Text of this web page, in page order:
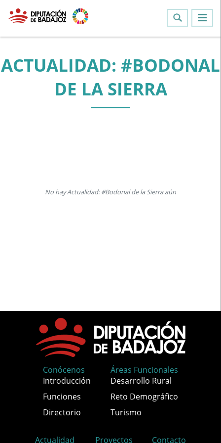
ACTUALIDAD: #BODONAL
DE LA SIERRA
No hay Actualidad: #Bodonal de la Sierra aún
Conócenos
Introducción
Funciones
Directorio
Áreas Funcionales
Desarrollo Rural
Reto Demográfico
Turismo
Actualidad Proyectos Contacto